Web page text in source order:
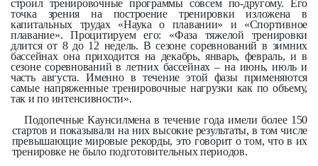
строил тренировочные программы совсем по-другому. Его
точка зрения на построение тренировки изложена в
капитальных трудах «Наука о плавании» и «Спортивное
плавание». Процитируем его: «Фаза тяжелой тренировки
длится от 8 до 12 недель. В сезоне соревнований в зимних
бассейнах она приходится на декабрь, январь, февраль, и в
сезоне соревнований в летних бассейнах – на июнь, июль и
часть августа. Именно в течение этой фазы применяются
самые напряженные тренировочные нагрузки как по объему,
так и по интенсивности».
Подопечные Каунсилмена в течение года имели более 150
стартов и показывали на них высокие результаты, в том числе
превышающие мировые рекорды, это говорит о том, что в их
тренировке не было подготовительных периодов.